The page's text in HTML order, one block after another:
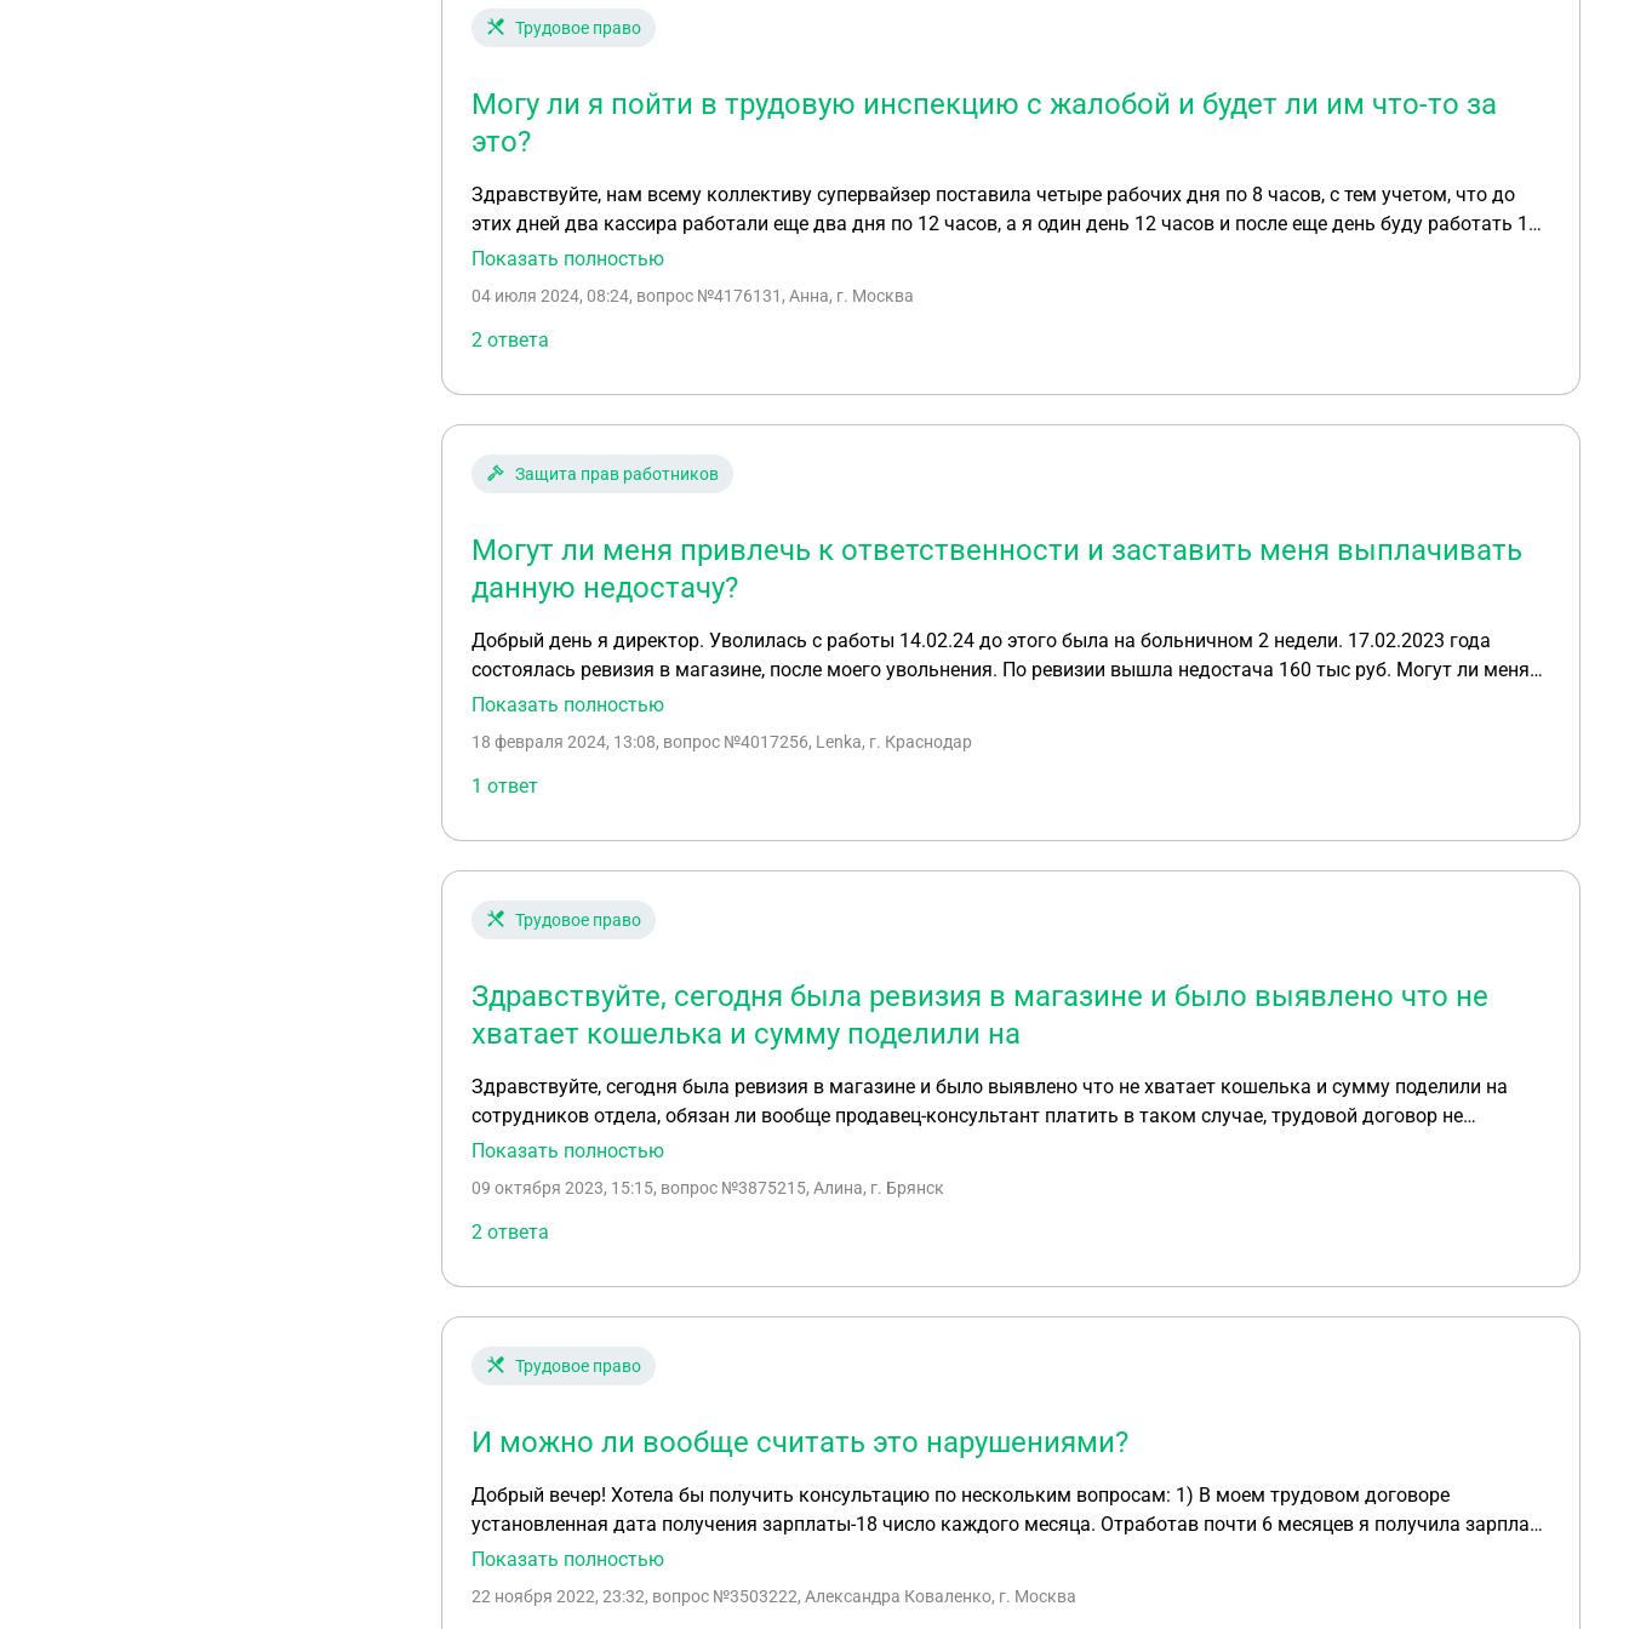
Трудовое право
Могу ли я пойти в трудовую инспекцию с жалобой и будет ли им что-то за
это?
Здравствуйте, нам всему коллективу супервайзер поставила четыре рабочих дня по 8 часов, с тем учетом, что до
этих дней два кассира работали еще два дня по 12 часов, а я один день 12 часов и после еще день буду работать 12
часов. И на четвертый рабочий день у нас ревизия в магазине, она поставила больше половины сотрудников 24 часа
Показать полностью
04 июля 2024, 08:24, вопрос №4176131, Анна, г. Москва
2 ответа
Защита прав работников
Могут ли меня привлечь к ответственности и заставить меня выплачивать
данную недостачу?
Добрый день я директор. Уволилась с работы 14.02.24 до этого была на больничном 2 недели. 17.02.2023 года
состоялась ревизия в магазине, после моего увольнения. По ревизии вышла недостача 160 тыс руб. Могут ли меня
привлечь к ответственности и заставить меня выплачивать данную недостачу?
Показать полностью
18 февраля 2024, 13:08, вопрос №4017256, Lenka, г. Краснодар
1 ответ
Трудовое право
Здравствуйте, сегодня была ревизия в магазине и было выявлено что не
хватает кошелька и сумму поделили на
Здравствуйте, сегодня была ревизия в магазине и было выявлено что не хватает кошелька и сумму поделили на
сотрудников отдела, обязан ли вообще продавец-консультант платить в таком случае, трудовой договор не
заключён
Показать полностью
09 октября 2023, 15:15, вопрос №3875215, Алина, г. Брянск
2 ответа
Трудовое право
И можно ли вообще считать это нарушениями?
Добрый вечер! Хотела бы получить консультацию по нескольким вопросам: 1) В моем трудовом договоре
установленная дата получения зарплаты-18 число каждого месяца. Отработав почти 6 месяцев я получила зарплату
вовремя всего несколько раз, а иногда вообще говорили: «денег нет, берите с выручки». Законно ли это? 2) Как
полгода(15.11.22). Ревизию считали неделю и выявили недостачу 1,5 миллиона рублей. Средний чек в магазине (в
Показать полностью
22 ноября 2022, 23:32, вопрос №3503222, Александра Коваленко, г. Москва